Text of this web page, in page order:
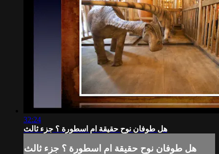
32:24
هل طوفان نوح حقيقة ام اسطورة ؟ جزء ثالث
هل طوفان نوح حقيقة ام اسطورة ؟ جزء ثالث